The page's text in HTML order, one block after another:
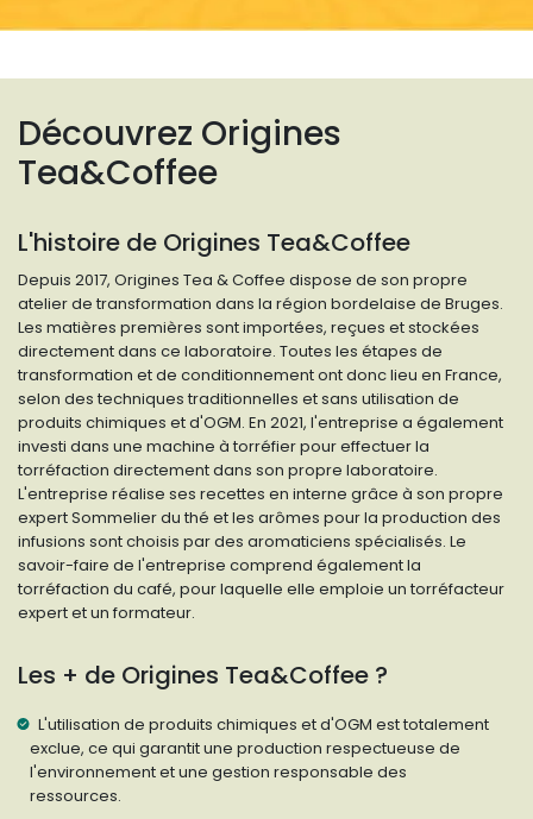
Découvrez Origines
Tea&Coffee
L'histoire de Origines Tea&Coffee
Depuis 2017, Origines Tea & Coffee dispose de son propre
atelier de transformation dans la région bordelaise de Bruges.
Les matières premières sont importées, reçues et stockées
directement dans ce laboratoire. Toutes les étapes de
transformation et de conditionnement ont donc lieu en France,
selon des techniques traditionnelles et sans utilisation de
produits chimiques et d'OGM. En 2021, l'entreprise a également
investi dans une machine à torréfier pour effectuer la
torréfaction directement dans son propre laboratoire.
L'entreprise réalise ses recettes en interne grâce à son propre
expert Sommelier du thé et les arômes pour la production des
infusions sont choisis par des aromaticiens spécialisés. Le
savoir-faire de l'entreprise comprend également la
torréfaction du café, pour laquelle elle emploie un torréfacteur
expert et un formateur.
Les + de Origines Tea&Coffee ?
L'utilisation de produits chimiques et d'OGM est totalement
exclue, ce qui garantit une production respectueuse de
l'environnement et une gestion responsable des
ressources.